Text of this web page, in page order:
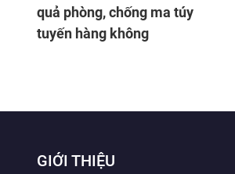
quả phòng, chống ma túy
tuyến hàng không
GIỚI THIỆU